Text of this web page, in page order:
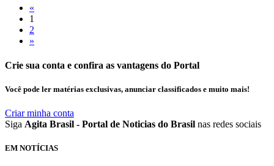
«
1
2
»
Crie sua conta e confira as vantagens do Portal
Você pode ler matérias exclusivas, anunciar classificados e muito mais!
Criar minha conta
Siga Agita Brasil - Portal de Noticias do Brasil nas redes sociais
EM NOTÍCIAS